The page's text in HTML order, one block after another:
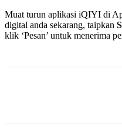
Muat turun aplikasi iQIYI di
digital anda sekarang, taipkan
klik ‘Pesan’ untuk menerima